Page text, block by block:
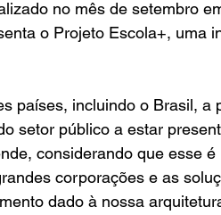
no mês de setembro
o Projeto Escola+, uma
países, incluindo o Brasil, a
setor público a estar
considerando que esse é
corporações e as
dado à nossa